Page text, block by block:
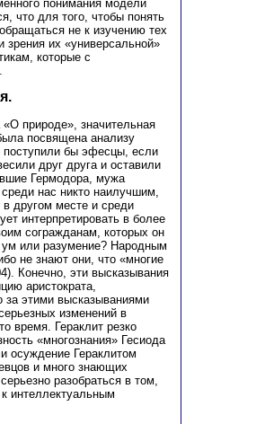
понимания модели
что для того, чтобы понять
не к изучению тех
зрения их «универсальной»
которые с
природе», значительная
посвящена анализу
поступили бы эфесцы, если
друг друга и оставили
Гермодора, мужа
нас никто наилучшим,
в другом месте и среди
интерпретировать в более
согражданам, которых он
или разумение? Народным
не знают они, что «многие
Конечно, эти высказывания
аристократа,
этими высказываниями
изменений в
время. Гераклит резко
«многознания» Гесиода
осуждение Гераклитом
и много знающих
разобраться в том,
интеллектуальным